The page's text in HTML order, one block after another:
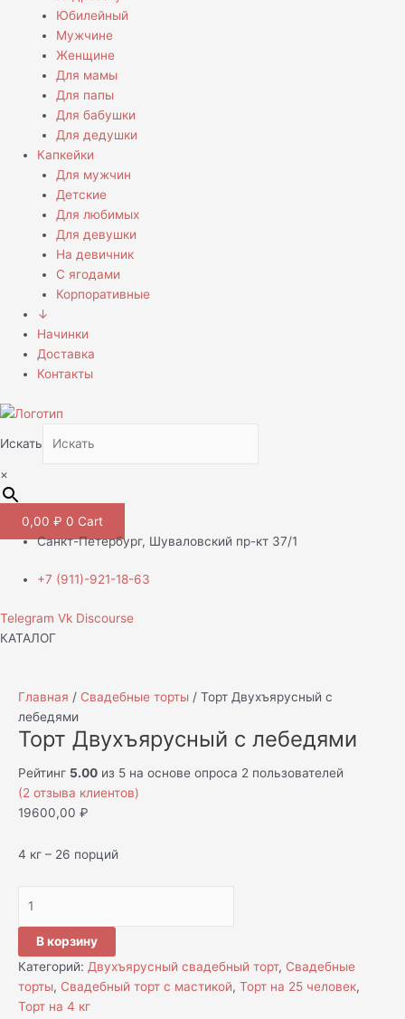
Юбилейный
Мужчине
Женщине
Для мамы
Для папы
Для бабушки
Для дедушки
Капкейки
Для мужчин
Детские
Для любимых
Для девушки
На девичник
С ягодами
Корпоративные
↓
Начинки
Доставка
Контакты
Искать
×
0,00 ₽ 0 Cart
Санкт-Петербург, Шуваловский пр-кт 37/1
+7 (911)-921-18-63
Telegram Vk Discourse
КАТАЛОГ
Главная / Свадебные торты / Торт Двухъярусный с
лебедями
Торт Двухъярусный с лебедями
Рейтинг 5.00 из 5 на основе опроса 2 пользователей
(2 отзыва клиентов)
19600,00 ₽
4 кг – 26 порций
В корзину
Категорий: Двухъярусный свадебный торт, Свадебные
торты, Свадебный торт с мастикой, Торт на 25 человек,
Торт на 4 кг